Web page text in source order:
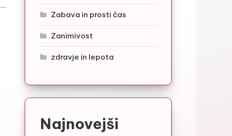
Zabava in prosti čas
Zanimivost
zdravje in lepota
Najnovejši